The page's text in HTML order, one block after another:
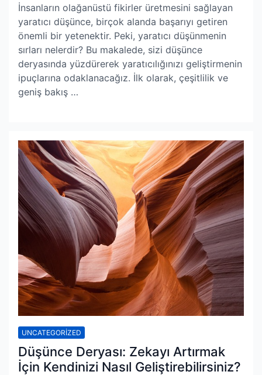
İnsanların olağanüstü fikirler üretmesini sağlayan
yaratıcı düşünce, birçok alanda başarıyı getiren
önemli bir yetenektir. Peki, yaratıcı düşünmenin
sırları nelerdir? Bu makalede, sizi düşünce
deryasında yüzdürerek yaratıcılığınızı geliştirmenin
ipuçlarına odaklanacağız. İlk olarak, çeşitlilik ve
geniş bakış …
UNCATEGORIZED
Düşünce Deryası: Zekayı Artırmak
İçin Kendinizi Nasıl Geliştirebilirsiniz?